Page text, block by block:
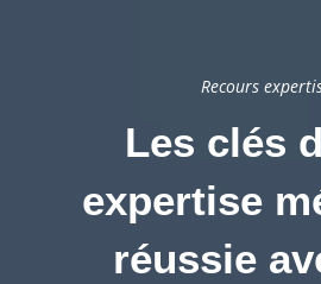
Recours
Les clés
expertise
réussie